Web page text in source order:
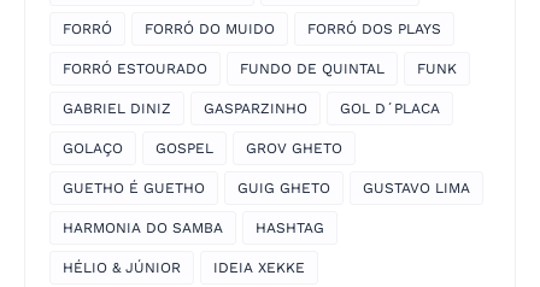
FORRÓ FORRÓ DO MUIDO FORRÓ DOS PLAYS
FORRÓ ESTOURADO FUNDO DE QUINTAL FUNK
GABRIEL DINIZ GASPARZINHO GOL D´PLACA
GOLAÇO GOSPEL GROV GHETO
GUETHO É GUETHO GUIG GHETO GUSTAVO LIMA
HARMONIA DO SAMBA HASHTAG
HÉLIO & JÚNIOR IDEIA XEKKE